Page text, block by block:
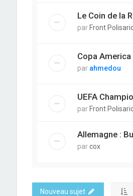
Le Coin de la
par Front
Copa
par ahmedou
UEFA
par Front
Allemagne :
parcox
Nouveau sujet